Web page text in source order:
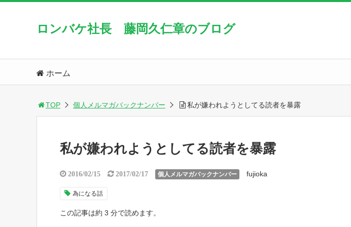
ロンバケ社長 藤岡久仁章のブログ
ホーム
TOP 個人メルマガバックナンバー 私が嫌われようとしてる読者を暴露
私が嫌われようとしてる読者を暴露
2016/02/15 2017/02/17 個人メルマガバックナンバー fujioka
為になる話
この記事は約 3 分で読めます。